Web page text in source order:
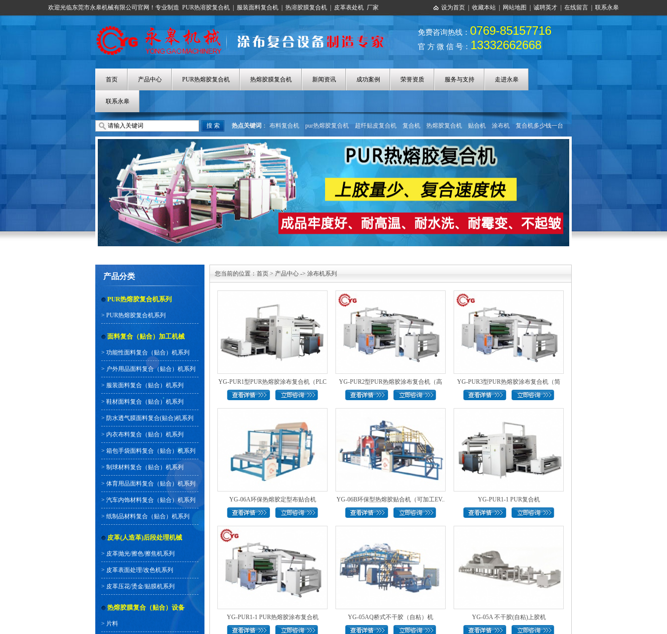
欢迎光临东莞市永皋机械有限公司官网！专业制造 PUR热溶胶复合机 服装面料复合机 热溶胶膜复合机 皮革表处机 厂家 设为首页 收藏本站 网站地图 诚聘英才 在线留言 联系永皋
免费咨询热线： 0769-85157716
官 方 微 信 号： 13332662668
首页 产品中心 PUR热熔胶复合机 热熔胶膜复合机 新闻资讯 成功案例 荣誉资质 服务与支持 走进永皋
联系永皋
热点关键词 ： 布料复合机 pur热熔胶复合机 超纤贴皮复合机 复合机 热熔胶复合机 贴合机 涂布机
复合机多少钱一台
热熔胶涂布机
热熔胶膜复合机
产品分类
PUR热熔胶复合机系列
> PUR热熔胶复合机系列
面料复合（贴合）加工机械
> 功能性面料复合（贴合）机系列
> 户外用品面料复合（贴合）机系列
> 服装面料复合（贴合）机系列
> 鞋材面料复合（贴合）机系列
> 防水透气膜面料复合(贴合)机系列
> 内衣布料复合（贴合）机系列
> 箱包手袋面料复合（贴合）机系列
> 制球材料复合（贴合）机系列
> 体育用品面料复合（贴合）机系列
> 汽车内饰材料复合（贴合）机系列
> 纸制品材料复合（贴合）机系列
皮革(人造革)后段处理机械
> 皮革抛光/擦色/擦焦机系列
> 皮革表面处理/改色机系列
> 皮革压花/烫金/贴膜机系列
热熔胶膜复合（贴合）设备
> 片料
您当前的位置： 首页 > 产品中心 -> 涂布机系列
YG-PUR1型PUR热熔胶涂布复合机（PLC
控..
YG-PUR2型PUR热熔胶涂布复合机（高
速..
YG-PUR3型PUR热熔胶涂布复合机（简
易..
YG-06A环保热熔胶定型布贴合机 YG-06B环保型热熔胶贴合机（可加工EV.. YG-PUR1-1 PUR复合机
YG-PUR1-1 PUR热熔胶涂布复合机 YG-05AQ桥式不干胶（自粘）机 YG-05A 不干胶(自粘)上胶机